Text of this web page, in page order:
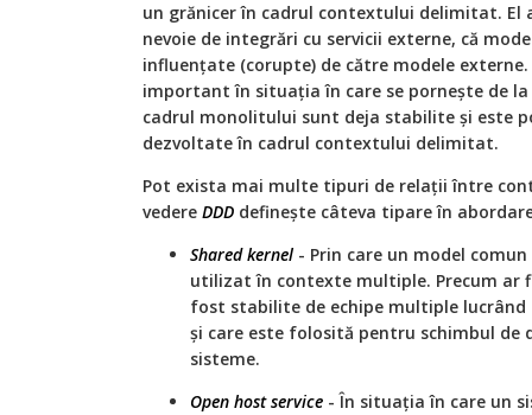
un grănicer în cadrul contextului delimitat. El
nevoie de integrări cu servicii externe, că
influențate (corupte) de către modele
important în situația în care se pornește de
cadrul monolitului sunt deja stabilite și este
dezvoltate în cadrul contextului delimitat.
Pot exista mai multe tipuri de relații între
vedere DDD definește câteva tipare în
Shared kernel - Prin care un model
utilizat în contexte multiple. Precum ar
fost stabilite de echipe multiple
și care este folosită pentru schimbul de
sisteme.
Open host service - În situația în care un